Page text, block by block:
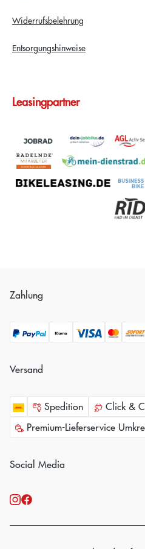
Widerrufsbelehrung
Entsorgungshinweise
Leasingpartner
Zahlung
Versand
Spedition
Click &
Premium-Lieferservice
Social Media